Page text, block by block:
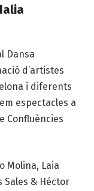
Dansa
d’artistes
i diferents
espectacles a
Confluències
Molina, Laia
Sales & Héctor